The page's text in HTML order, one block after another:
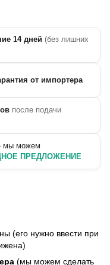
14 дней (без лишних
от импортера
после подачи
можем
ПРЕДЛОЖЕНИЕ
(его нужно ввести при
(мы можем сделать